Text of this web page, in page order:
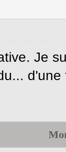
Je